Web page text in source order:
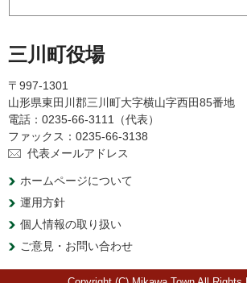
三川町役場
〒997-1301
山形県東田川郡三川町大字横山字西田85番地
電話：0235-66-3111（代表）
ファックス：0235-66-3138
代表メールアドレス
ホームページについて
運用方針
個人情報の取り扱い
ご意見・お問い合わせ